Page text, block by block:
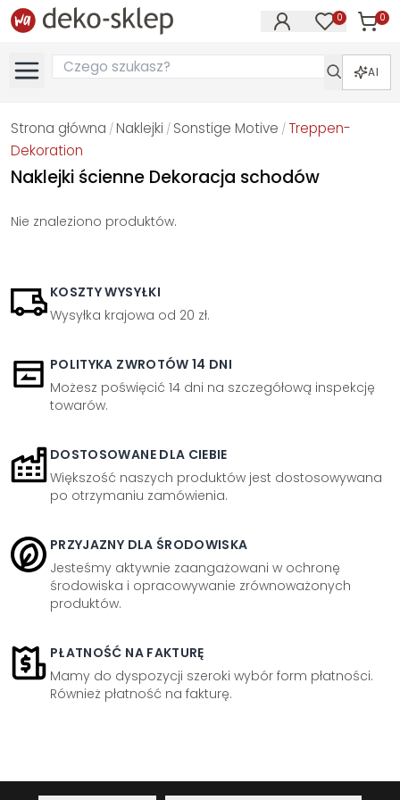
0 0
AI
Strona główna / Naklejki / Sonstige Motive /Treppen-
Dekoration
Naklejki ścienne Dekoracja schodów
Nie znaleziono produktów.
KOSZTY WYSYŁKI
Wysyłka krajowa od 20 zł.
POLITYKA ZWROTÓW 14 DNI
Możesz poświęcić 14 dni na szczegółową inspekcję
towarów.
DOSTOSOWANE DLA CIEBIE
Większość naszych produktów jest dostosowywana
po otrzymaniu zamówienia.
PRZYJAZNY DLA ŚRODOWISKA
Jesteśmy aktywnie zaangażowani w ochronę
środowiska i opracowywanie zrównoważonych
produktów.
PŁATNOŚĆ NA FAKTURĘ
Mamy do dyspozycji szeroki wybór form płatności.
Również płatność na fakturę.